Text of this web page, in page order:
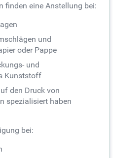
finden eine Anstellung bei:
und
oder Pappe
und
Kunststoff
den Druck von
spezialisiert haben
bei: